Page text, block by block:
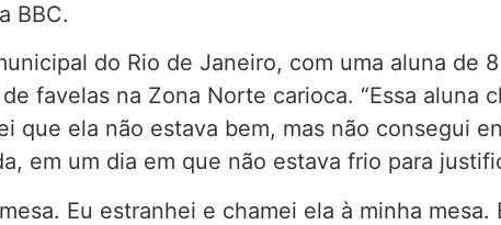
BBC.
do Rio de Janeiro, com uma aluna de
favelas na Zona Norte carioca. “Essa aluna
que ela não estava bem, mas não consegui
em um dia em que não estava frio para
Eu estranhei e chamei ela à minha